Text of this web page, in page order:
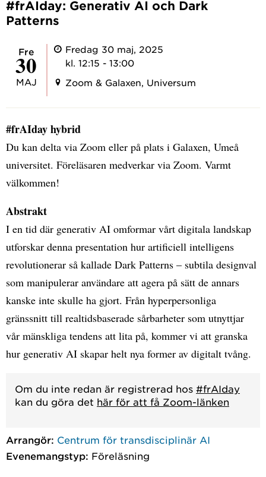
#frAIday: Generativ AI och Dark
Patterns
fre
30
MAJ
Fredag 30 maj, 2025
kl. 12:15 - 13:00
Zoom & Galaxen, Universum
#frAIday hybrid
Du kan delta via Zoom eller på plats i Galaxen, Umeå
universitet. Föreläsaren medverkar via Zoom. Varmt
välkommen!
Abstrakt
I en tid där generativ AI omformar vårt digitala landskap
utforskar denna presentation hur artificiell intelligens
revolutionerar så kallade Dark Patterns – subtila designval
som manipulerar användare att agera på sätt de annars
kanske inte skulle ha gjort. Från hyperpersonliga
gränssnitt till realtidsbaserade sårbarheter som utnyttjar
vår mänskliga tendens att lita på, kommer vi att granska
hur generativ AI skapar helt nya former av digitalt tvång.
Om du inte redan är registrerad hos #frAIday
kan du göra det här för att få Zoom-länken
Arrangör: Centrum för transdisciplinär AI
Evenemangstyp: Föreläsning